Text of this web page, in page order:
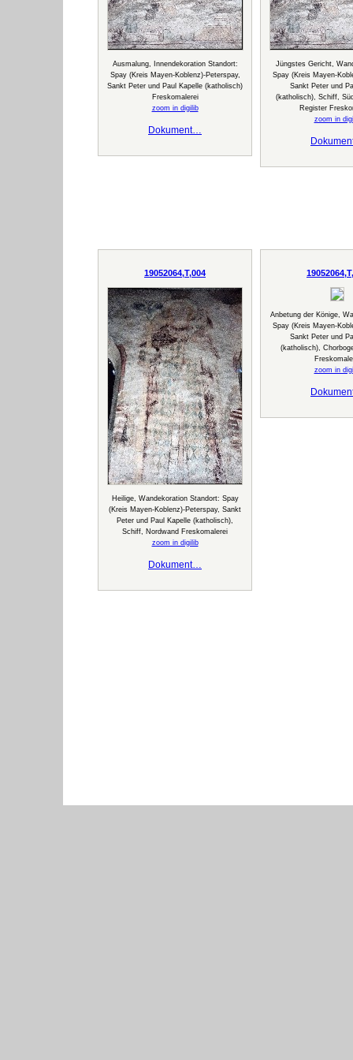
Ausmalung, Innendekoration Standort:
Spay (Kreis Mayen-Koblenz)-Peterspay,
Sankt Peter und Paul Kapelle (katholisch)
Freskomalerei
zoom in digilib
Dokument…
Jüngstes Gericht,
Spay (Kreis Mayen-
Sankt Peter und
(katholisch), Schiff,
Register
zoom in
19052064,T,004
Heilige, Wandekoration Standort: Spay
(Kreis Mayen-Koblenz)-Peterspay, Sankt
Peter und Paul Kapelle (katholisch),
Schiff, Nordwand Freskomalerei
zoom in digilib
Dokument…
Anbetung der Könige,
Spay (Kreis Mayen-
Sankt Peter und
(katholisch),
zoom in